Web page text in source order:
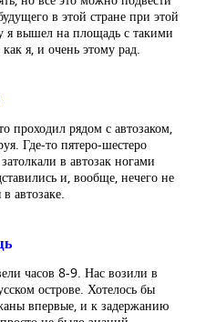
в этой стране при этой
я вышел на площадь с такими
я, и очень этому рад.
проходил рядом с автозаком,
Где-то пятеро-шестеро
в автозак ногами
и, вообще, нечего не
автозаке.
часов 8-9. Нас возили в
острове. Хотелось бы
впервые, и к задержанию